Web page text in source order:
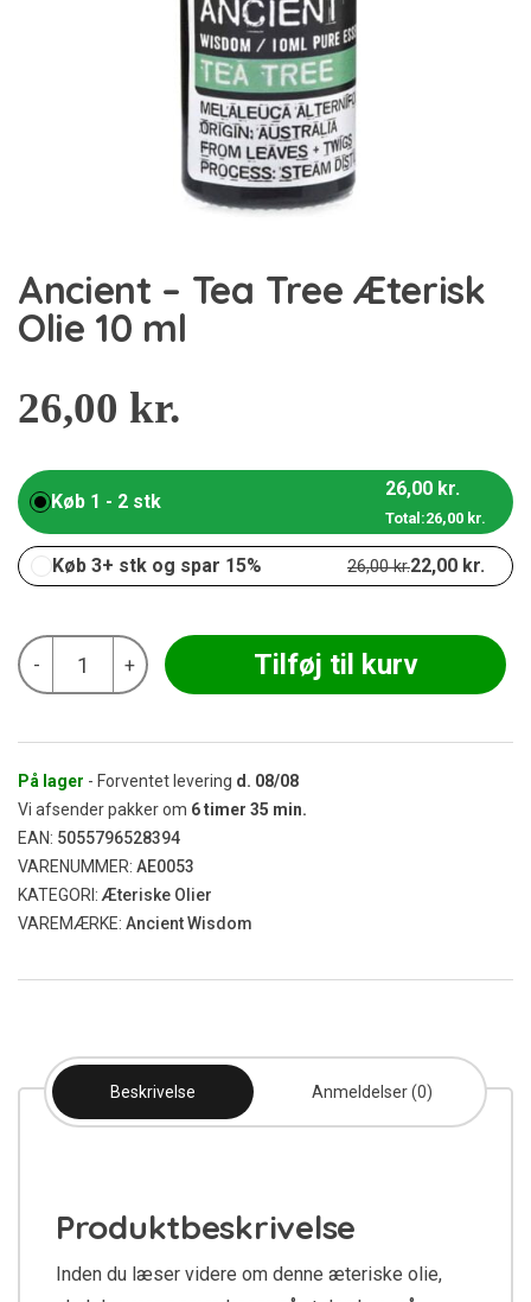
Ancient – Tea Tree Æterisk
Olie 10 ml
26,00 kr.
Køb 1 - 2 stk
26,00 kr.
Total:26,00 kr.
Køb 3+ stk og spar 15% 26,00kr.22,00 kr.
-
Ancient
Tea
10
ml
antal
+ Tilføj til kurv
På lager - Forventet levering d. 08/08
Vi afsender pakker om 6timer 35 min.
EAN: 5055796528394
VARENUMMER: AE0053
KATEGORI:Æteriske Olier
VAREMÆRKE: Ancient Wisdom
Beskrivelse Anmeldelser (0)
Produktbeskrivelse
Inden du læser videre om denne æteriske olie,